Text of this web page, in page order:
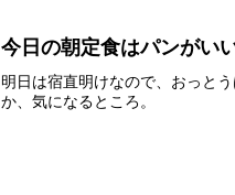
今日の朝定食はパンがい
明日は宿直明けなので、おっと
か、気になるところ。